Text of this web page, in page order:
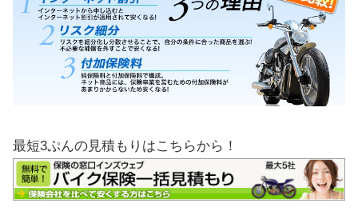
最短3ぷんの見積もりはこちらから！